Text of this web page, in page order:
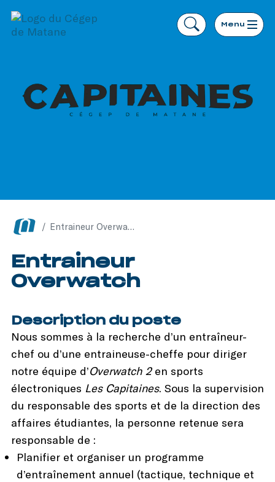
Menu
/ Entraineur Overwatch
Entraineur
Overwatch
Description du poste
Nous sommes à la recherche d’un entraîneur-
chef ou d’une entraineuse-cheffe pour diriger
notre équipe d’Overwatch 2en sports
électroniques Les Capitaines. Sous la supervision
du responsable des sports et de la direction des
affaires étudiantes, la personne retenue sera
responsable de :
Planifier et organiser un programme
d’entraînement annuel (tactique, technique et